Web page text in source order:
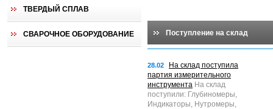
ТВЕРДЫЙ СПЛАВ
СВАРОЧНОЕ ОБОРУДОВАНИЕ Поступление на склад
28.02
На склад поступила
партия измерительного
инструмента На склад
поступили: Глубиномеры,
Индикаторы, Нутромеры,